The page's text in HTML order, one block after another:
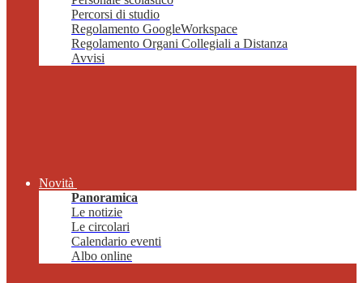
Percorsi di studio
Regolamento GoogleWorkspace
Regolamento Organi Collegiali a Distanza
Avvisi
Novità
Panoramica
Le notizie
Le circolari
Calendario eventi
Albo online